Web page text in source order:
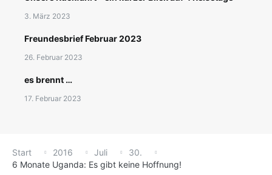
3. März 2023
Freundesbrief Februar 2023
26. Februar 2023
es brennt …
17. Februar 2023
Start 2016 Juli
30.
6 Monate Uganda: Es gibt keine Hoffnung!